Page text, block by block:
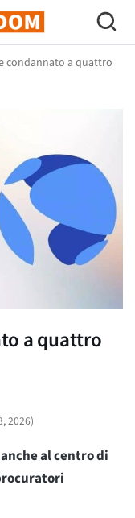
condannato a quattro
a quattro
2026)
al centro di